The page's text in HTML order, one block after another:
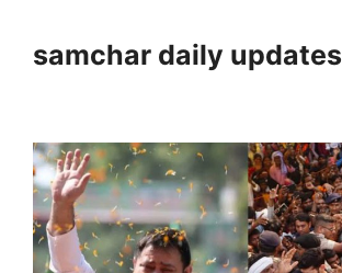
contentsamchar daily updates